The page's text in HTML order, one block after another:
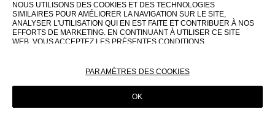
NOUS UTILISONS DES COOKIES ET DES TECHNOLOGIES
SIMILAIRES POUR AMÉLIORER LA NAVIGATION SUR LE SITE,
ANALYSER L'UTILISATION QUI EN EST FAITE ET CONTRIBUER À NOS
EFFORTS DE MARKETING. EN CONTINUANT À UTILISER CE SITE
WEB, VOUS ACCEPTEZ LES PRÉSENTES CONDITIONS
POUR PLUS D'INFORMATIONS SUR CES TECHNOLOGIES ET LEUR
POLITIQUE EN MATIÈRE DE COOKIES
PARAMÈTRES DES COOKIES
OK